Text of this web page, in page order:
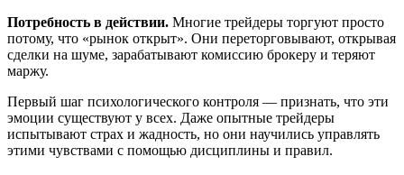
Потребность в действии. Многие трейдеры торгуют просто
потому, что «рынок открыт». Они переторговывают, открывая
сделки на шуме, зарабатывают комиссию брокеру и теряют
маржу.
Первый шаг психологического контроля — признать, что эти
эмоции существуют у всех. Даже опытные трейдеры
испытывают страх и жадность, но они научились управлять
этими чувствами с помощью дисциплины и правил.